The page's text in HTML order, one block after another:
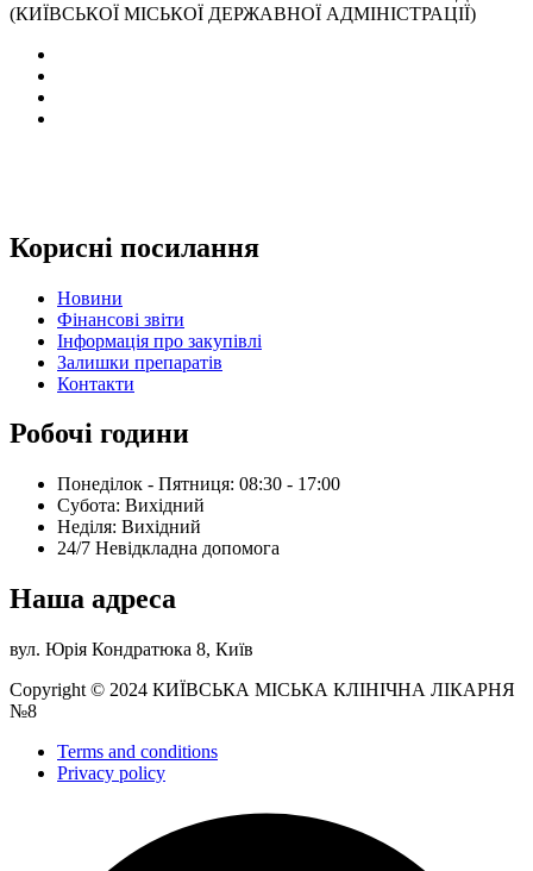
(КИЇВСЬКОЇ МІСЬКОЇ ДЕРЖАВНОЇ АДМІНІСТРАЦІЇ)
Корисні посилання
Новини
Фінансові звіти
Інформація про закупівлі
Залишки препаратів
Контакти
Робочі години
Понеділок - Пятниця: 08:30 - 17:00
Субота: Вихідний
Нeділя: Вихідний
24/7 Невідкладна допомога
Наша адреса
вул. Юрія Кондратюка 8, Київ
Copyright © 2024 КИЇВСЬКА МІСЬКА КЛІНІЧНА ЛІКАРНЯ
№8
Terms and conditions
Privacy policy